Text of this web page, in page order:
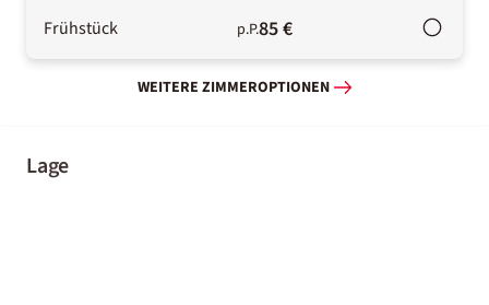
Frühstück p.P.85 €
WEITERE ZIMMEROPTIONEN
Lage